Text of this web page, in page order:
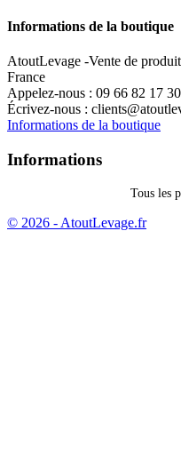
Informations de la boutique
AtoutLevage -Vente de
France
Appelez-nous : 09 66 82 17 30
Écrivez-nous :
Informations de la boutique
Informations
Tous les
© 2026 - AtoutLevage.fr